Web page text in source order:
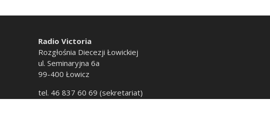
Radio Victoria
Rozgłośnia Diecezji Łowickiej
ul. Seminaryjna 6a
99-400 Łowicz
tel. 46 837 60 69 (sekretariat)